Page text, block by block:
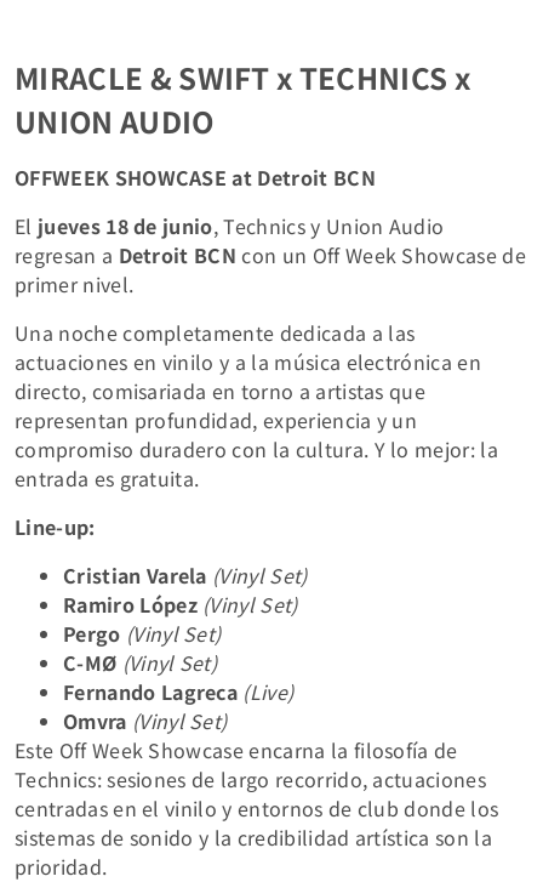
MIRACLE & SWIFT x TECHNICS x
UNION AUDIO
OFFWEEK SHOWCASE at Detroit BCN
El jueves 18 de junio, Technics y Union Audio
regresan a Detroit BCNcon un Off Week Showcase de
primer nivel.
Una noche completamente dedicada a las
actuaciones en vinilo y a la música electrónica en
directo, comisariada en torno a artistas que
representan profundidad, experiencia y un
compromiso duradero con la cultura. Y lo mejor: la
entrada es gratuita.
Line‑up:
Cristian Varela (Vinyl Set)
Ramiro López (Vinyl Set)
Pergo (Vinyl Set)
C‑MØ (Vinyl Set)
Fernando Lagreca (Live)
Omvra (Vinyl Set)
Este Off Week Showcase encarna la filosofía de
Technics: sesiones de largo recorrido, actuaciones
centradas en el vinilo y entornos de club donde los
sistemas de sonido y la credibilidad artística son la
prioridad.